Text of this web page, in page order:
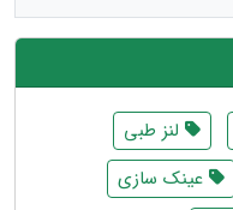
لنز طبی
عینک سازی